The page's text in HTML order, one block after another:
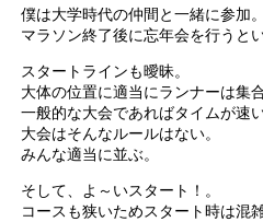
僕は大学時代の仲間と一緒に参加。
マラソン終了後に忘年会を行うと
スタートラインも曖昧。
大体の位置に適当にランナーは集
一般的な大会であればタイムが速
大会はそんなルールはない。
みんな適当に並ぶ。
そして、よ～いスタート！。
コースも狭いためスタート時は混